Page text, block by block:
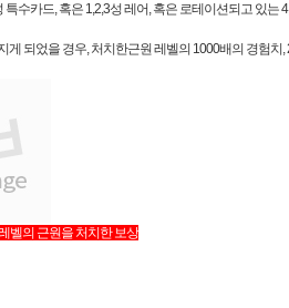
특수카드, 혹은 1,2,3성 레어, 혹은 로테이션되고 있
게 되었을 경우, 처치한근원 레벨의 1000배의 경험치
벨의 근원을 처치한 보상